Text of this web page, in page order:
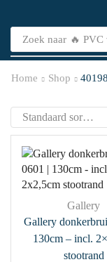
Zoek naar 🔥 PVC
Home Shop
Gallery
Gallery
130cm – incl.
stootrand